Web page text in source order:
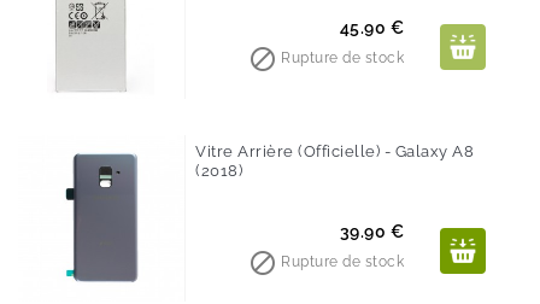
Prix
45.90 €
 Rupture de stock
Vitre Arrière (Officielle) - Galaxy A8
(2018)
Prix
39.90 €
 Rupture de stock